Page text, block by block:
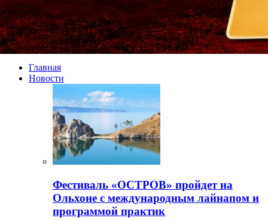
Главная
Новости
Фестиваль «ОСТРОВ» пройдет на
Ольхоне с международным лайнапом и
программой практик